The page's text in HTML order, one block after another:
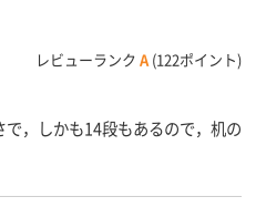
レビューランク A (122ポイント)
，しかも14段もあるので，机の